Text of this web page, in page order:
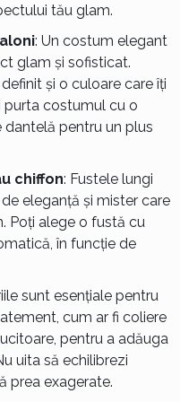
tău glam.
: Un costum elegant
glam și sofisticat.
și o culoare care îți
purta costumul cu o
pentru un plus
chiffon: Fustele lungi
eleganță și mister care
Poți alege o fustă cu
în funcție de
sunt esențiale pentru
cum ar fi coliere
pentru a adăuga
uita să echilibrezi
prea exagerate.